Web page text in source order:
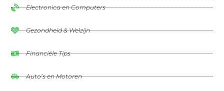
Electronica en Computers
Gezondheid & Welzijn
Financiële Tips
Auto’s en Motoren